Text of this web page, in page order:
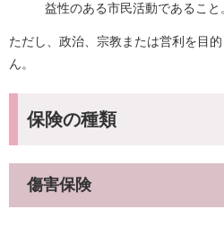
益性のある市民活動であること
ただし、政治、宗教または営利を目
ん。
保険の種類
傷害保険